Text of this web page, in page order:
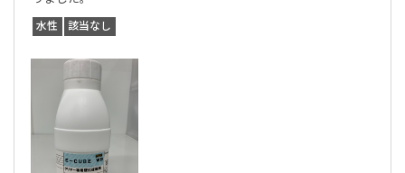
水性 該当なし